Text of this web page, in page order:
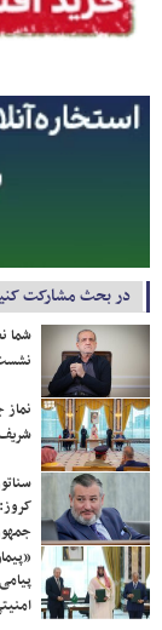
در بحث مشارکت
شما